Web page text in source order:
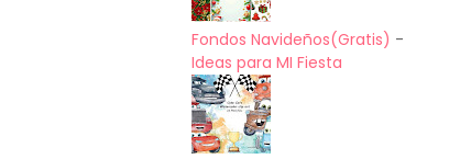
Fondos Navideños(Gratis) -
Ideas para MI Fiesta